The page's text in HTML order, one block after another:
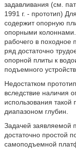
задавливания (см.
1991 г. - прототип)
содержит опорную
опорными колоннами.
рабочего в походное
ряд достаточно
опорной плиты к
подъемного
Недостатком
вследствие наличия
использования
диапазоном глубин.
Задачей заявляемой
достаточно простой
самоподъемной